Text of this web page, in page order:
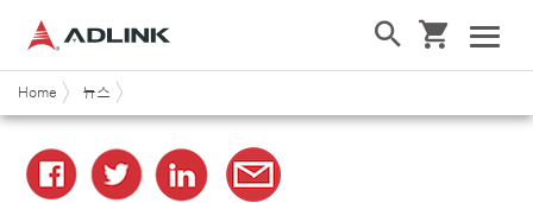
Home 뉴스